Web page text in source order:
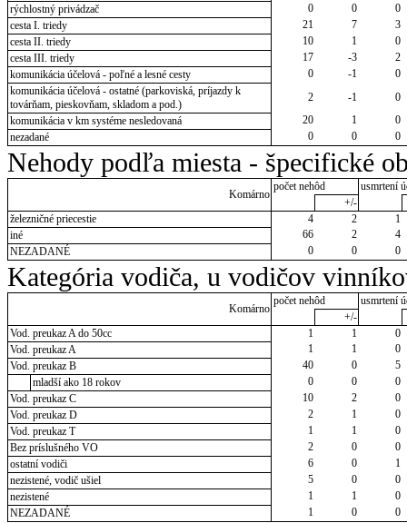
rýchlostný privádzač
0 0
0
cesta I. triedy
21 7
3
cesta II. triedy
10 1
0
cesta III. triedy
17 -3
2
komunikácia účelová - poľné a lesné cesty
0 -1
0
komunikácia účelová - ostatné (parkoviská, príjazdy k
továrňam, pieskovňam, skladom a pod.)
2 -1
0
komunikácia v km systéme nesledovaná
20 1
0
nezadané
0 0 0
Nehody podľa miesta - špecifické
Komárno
počet nehôd
usmrtení
+/-
železničné priecestie
4 2
1
iné
66 2
4
NEZADANÉ
0 0 0
Kategória vodiča, u vodičov
Komárno
počet nehôd
usmrtení
+/-
Vod. preukaz A do 50cc
1 1
0
Vod. preukaz A
1 1
0
Vod. preukaz B
40 0
5
mladší ako 18 rokov
0 0
0
Vod. preukaz C
10 2
0
Vod. preukaz D
2 1
0
Vod. preukaz T
1 1
0
Bez príslušného VO
2 0
0
ostatní vodiči
6 0
1
nezistené, vodič ušiel
5 0
0
nezistené
1 1
0
NEZADANÉ
1 0 0